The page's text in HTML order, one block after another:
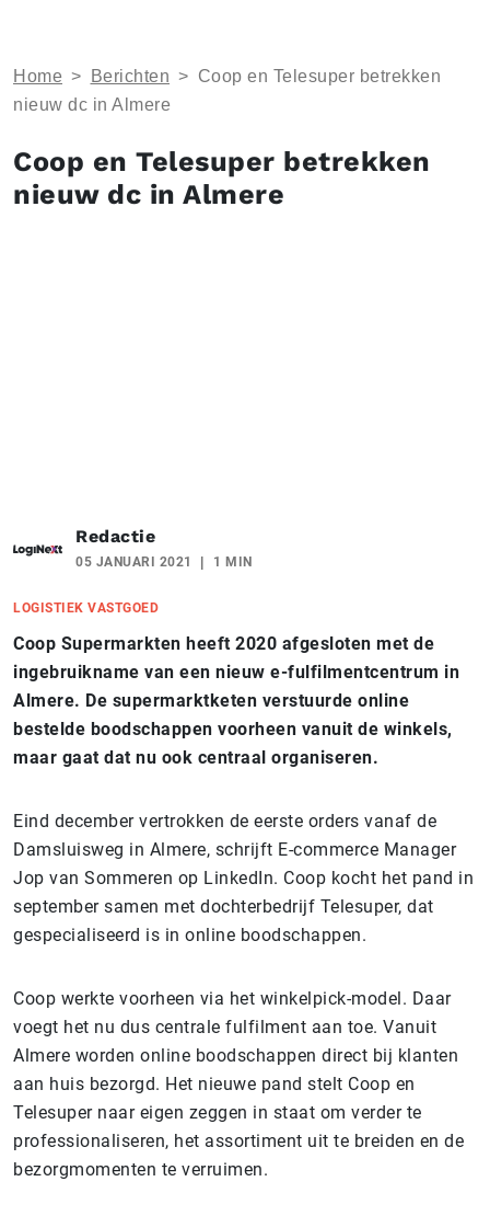
Home > Berichten > Coop en Telesuper betrekken
nieuw dc in Almere
Coop en Telesuper betrekken
nieuw dc in Almere
Redactie
05 JANUARI 2021 1 MIN
LOGISTIEK VASTGOED
Coop Supermarkten heeft 2020 afgesloten met de
ingebruikname van een nieuw e-fulfilmentcentrum in
Almere. De supermarktketen verstuurde online
bestelde boodschappen voorheen vanuit de winkels,
maar gaat dat nu ook centraal organiseren.
Eind december vertrokken de eerste orders vanaf de
Damsluisweg in Almere, schrijft E-commerce Manager
Jop van Sommeren op LinkedIn. Coop kocht het pand in
september samen met dochterbedrijf Telesuper, dat
gespecialiseerd is in online boodschappen.
Coop werkte voorheen via het winkelpick-model. Daar
voegt het nu dus centrale fulfilment aan toe. Vanuit
Almere worden online boodschappen direct bij klanten
aan huis bezorgd. Het nieuwe pand stelt Coop en
Telesuper naar eigen zeggen in staat om verder te
professionaliseren, het assortiment uit te breiden en de
bezorgmomenten te verruimen.